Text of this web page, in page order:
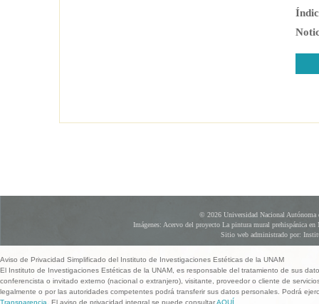
© 2026 Universidad Nacional Autónoma
Imágenes: Acervo del proyecto La pintura mural prehispánica
Sitio web administrado por:
Aviso de Privacidad Simplificado del Instituto de Investigaciones Estéticas de la UNAM
El Instituto de Investigaciones Estéticas de la UNAM, es responsable del tratamiento de sus
conferencista o invitado externo (nacional o extranjero), visitante, proveedor o cliente de
legalmente o por las autoridades competentes podrá transferir sus datos personales. Podrá
Transparencia.
El aviso de privacidad integral se puede consultarAQUÍ